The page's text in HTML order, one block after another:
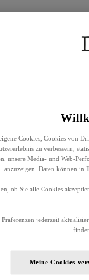
Cookies, Cookies von
zu verbessern,
unsere Media- und Web-
anzuzeigen. Daten können in
ob Sie alle Cookies
jederzeit
Meine Cookies